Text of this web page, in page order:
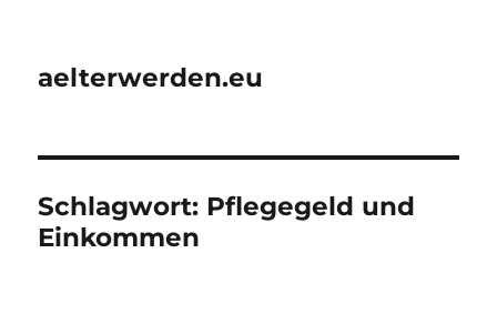
aelterwerden.eu
Schlagwort: Pflegegeld und
Einkommen